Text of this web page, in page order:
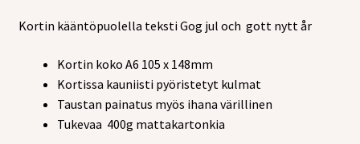
Kortin kääntöpuolella teksti Gog jul och gott nytt år
Kortin koko A6 105 x 148mm
Kortissa kauniisti pyöristetyt kulmat
Taustan painatus myös ihana värillinen
Tukevaa 400g mattakartonkia